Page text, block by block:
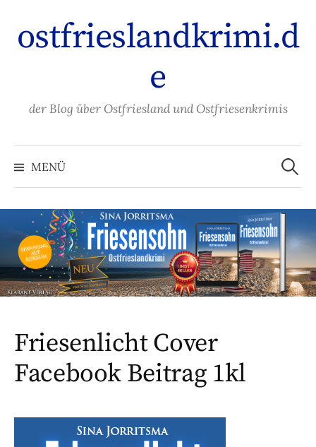
Inhalt
überspringen
ostfrieslandkrimi.d
e
der Blog über Ostfriesland und Ostfriesenkrimis
MENÜ
Suchen
nach:
Friesenlicht Cover
Facebook Beitrag 1kl